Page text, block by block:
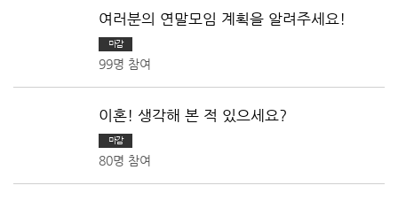
여러분의 연말모임 계획을 알려주세요!
마감
99명 참여
이혼! 생각해 본 적 있으세요?
마감
80명 참여